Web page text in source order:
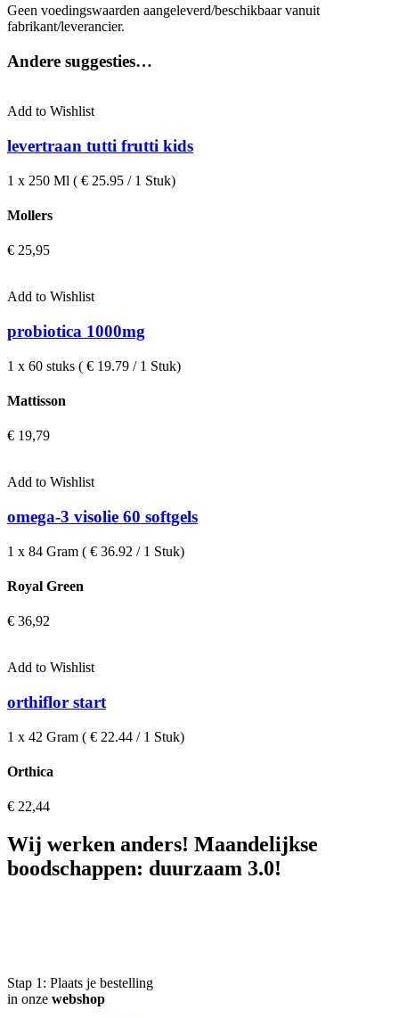
Geen voedingswaarden aangeleverd/beschikbaar vanuit
fabrikant/leverancier.
Andere suggesties…
Add to Wishlist
levertraan tutti frutti kids
1 x 250 Ml ( € 25.95 / 1 Stuk)
Mollers
€ 25,95
Add to Wishlist
probiotica 1000mg
1 x 60 stuks ( € 19.79 / 1 Stuk)
Mattisson
€ 19,79
Add to Wishlist
omega-3 visolie 60 softgels
1 x 84 Gram ( € 36.92 / 1 Stuk)
Royal Green
€ 36,92
Add to Wishlist
orthiflor start
1 x 42 Gram ( € 22.44 / 1 Stuk)
Orthica
€ 22,44
Wij werken anders! Maandelijkse
boodschappen: duurzaam 3.0!
Stap 1: Plaats je bestelling
in onze webshop